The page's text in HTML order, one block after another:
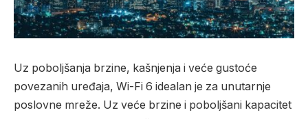
Uz poboljšanja brzine, kašnjenja i veće gustoće
povezanih uređaja, Wi-Fi 6 idealan je za unutarnje
poslovne mreže. Uz veće brzine i poboljšani kapacitet